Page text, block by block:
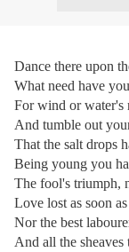
Dance there upon
What need have
For wind or water's
And tumble out
That the salt drops
Being young you
The fool's triumph,
Love lost as soon
Nor the best
And all the sheaves